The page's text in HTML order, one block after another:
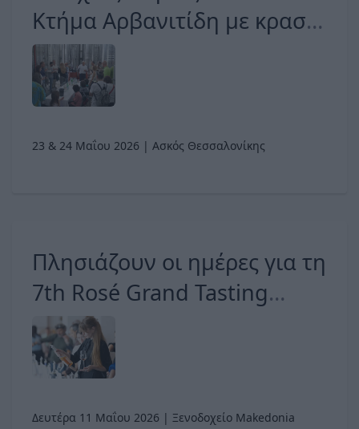
Κτήμα Αρβανιτίδη με κρασί,
μουσική και γευστικές
εμπειρίες
23 & 24 Μαΐου 2026 | Ασκός Θεσσαλονίκης
Πλησιάζουν οι ημέρες για τη
7th Rosé Grand Tasting
@Thessaloniki
Δευτέρα 11 Μαΐου 2026 | Ξενοδοχείο Makedonia